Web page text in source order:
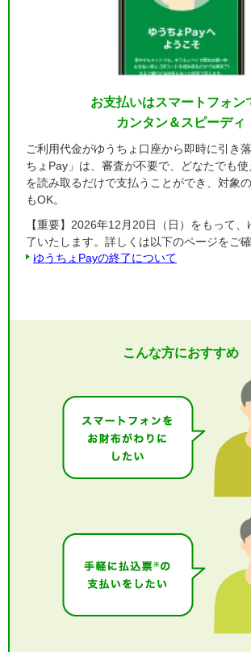
お支払いはスマートフォン
カンタン＆スピーディ
ご利用代金がゆうちょ口座から即時に引き
ちょPay」は、審査が不要で、どなたでも
を読み取るだけで支払うことができ、対象
もOK。
【重要】2026年12月20日（日）をもって
了いたします。詳しくは以下のページをご確
ゆうちょPayの終了について
こんな方におすすめ